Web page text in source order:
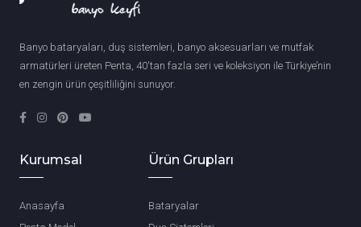
Banyo bataryaları, duş sistemleri, banyo aksesuarları ve mutfak
armatürleri üreten Penta, 40'tan fazla seri ve koleksiyon ile Türkiye’nin
en zengin ürün çeşitliliğini sunuyor.
Kurumsal
Anasayfa
Ürün Grupları
Bataryalar